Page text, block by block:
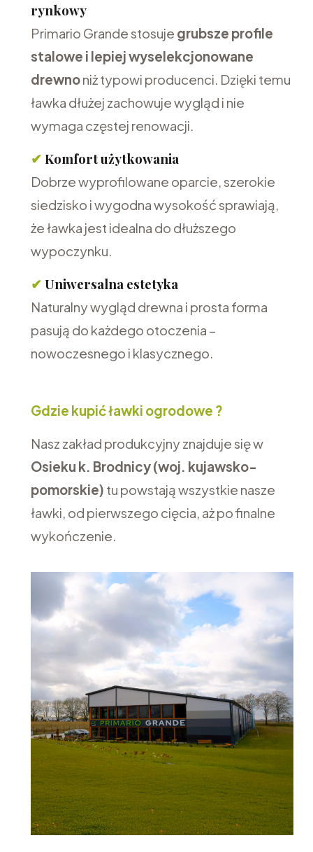
rynkowy
Primario Grande stosuje grubsze profile
stalowe i lepiej wyselekcjonowane
drewnoniż typowi producenci. Dzięki temu
ławka dłużej zachowuje wygląd i nie
wymaga częstej renowacji.
✔ Komfort użytkowania
Dobrze wyprofilowane oparcie, szerokie
siedzisko i wygodna wysokość sprawiają,
że ławka jest idealna do dłuższego
wypoczynku.
✔ Uniwersalna estetyka
Naturalny wygląd drewna i prosta forma
pasują do każdego otoczenia –
nowoczesnego i klasycznego.
Gdzie kupić ławki ogrodowe ?
Nasz zakład produkcyjny znajduje się w
Osieku k. Brodnicy (woj. kujawsko-
pomorskie) tu powstają wszystkie nasze
ławki, od pierwszego cięcia, aż po finalne
wykończenie.